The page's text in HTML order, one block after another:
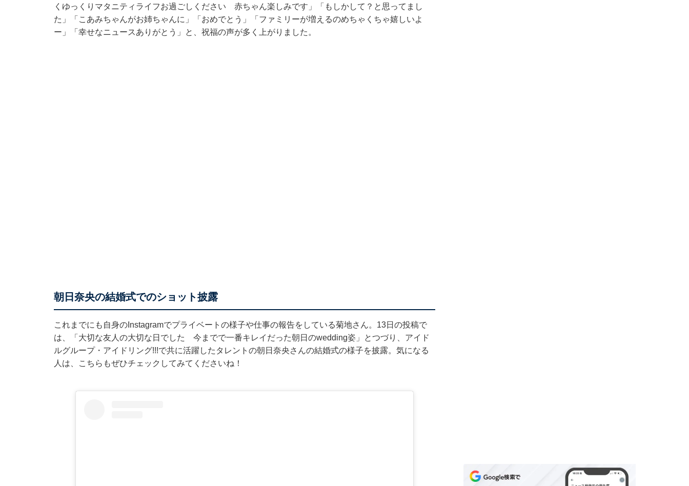
くゆっくりマタニティライフお過ごしください 赤ちゃん楽しみです」「もしかして？と思ってまし
た」「こあみちゃんがお姉ちゃんに」「おめでとう」「ファミリーが増えるのめちゃくちゃ嬉しいよ
ー」「幸せなニュースありがとう」と、祝福の声が多く上がりました。
朝日奈央の結婚式でのショット披露
これまでにも自身のInstagramでプライベートの様子や仕事の報告をしている菊地さん。13日の投稿で
は、「大切な友人の大切な日でした 今までで一番キレイだった朝日のwedding姿」とつづり、アイド
ルグループ・アイドリング!!!で共に活躍したタレントの朝日奈央さんの結婚式の様子を披露。気になる
人は、こちらもぜひチェックしてみてくださいね！